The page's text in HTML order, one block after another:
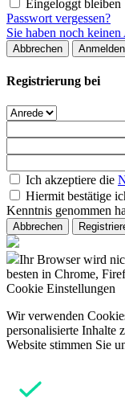
Eingeloggt bleiben
Passwort vergessen?
Sie haben noch
Abbrechen Anmelden
Registrierung bei
Ich akzeptiere die
Hiermit bestätige
Kenntnis genommen
Abbrechen
Ihr Browser wird
besten in Chrome,
Cookie Einstellungen
Wir verwenden
personalisierte Inhalte
Website stimmen Sie